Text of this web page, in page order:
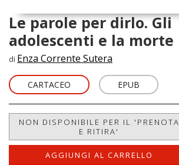
Le parole per dirlo. Gli
adolescenti e la morte
di Enza Corrente Sutera
CARTACEO EPUB
NON DISPONIBILE PER IL 'PRENOTA
E RITIRA'
AGGIUNGI AL CARRELLO